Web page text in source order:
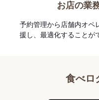
お店の業
予約管理から店舗内オペ
援し、最適化することが
食べロ